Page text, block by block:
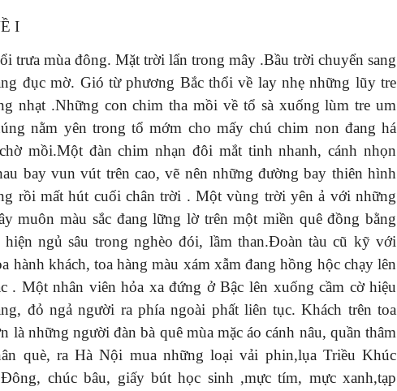
I
trưa mùa đông. Mặt trời lẩn trong mây .Bầu trời chuyển sang
đục mờ. Gió từ phương Bắc thổi về lay nhẹ những lũy tre
nhạt .Những con chim tha mồi về tổ sà xuống lùm tre um
nằm yên trong tổ mớm cho mấy chú chim non đang há
mồi.Một đàn chim nhạn đôi mắt tinh nhanh, cánh nhọn
bay vun vút trên cao, vẽ nên những đường bay thiên hình
rồi mất hút cuối chân trời . Một vùng trời yên ả với những
muôn màu sắc đang lững lờ trên một miền quê đồng bằng
hiện ngủ sâu trong nghèo đói, lầm than.Đoàn tàu cũ kỹ với
hành khách, toa hàng màu xám xẫm đang hồng hộc chạy lên
. Một nhân viên hỏa xa đứng ở Bậc lên xuống cầm cờ hiệu
đỏ ngả người ra phía ngoài phất liên tục. Khách trên toa
là những người đàn bà quê mùa mặc áo cánh nâu, quần thâm
què, ra Hà Nội mua những loại vải phin,lụa Triều Khúc
chúc bâu, giấy bút học sinh ,mực tím, mực xanh,tạp